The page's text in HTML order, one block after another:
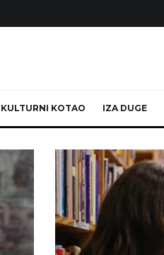
KULTURNI KOTAO IZA DUGE